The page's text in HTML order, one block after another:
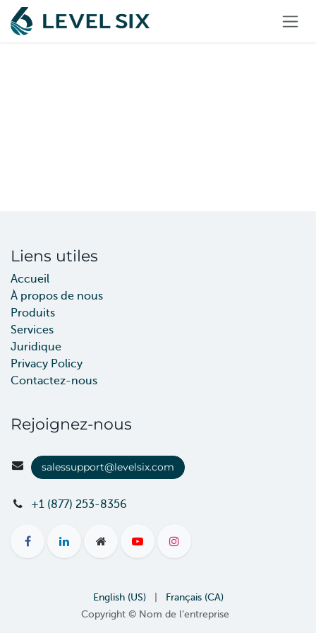
Se rendre au contenu
Liens utiles
Accueil
À propos de nous
Produits
Services
Juridique
Privacy Policy
Contactez-nous
Rejoignez-nous
salessupport@levelsix.com
+1 (877) 253-8356
Copyright © Nom de l’entreprise
English (US) Français (CA)